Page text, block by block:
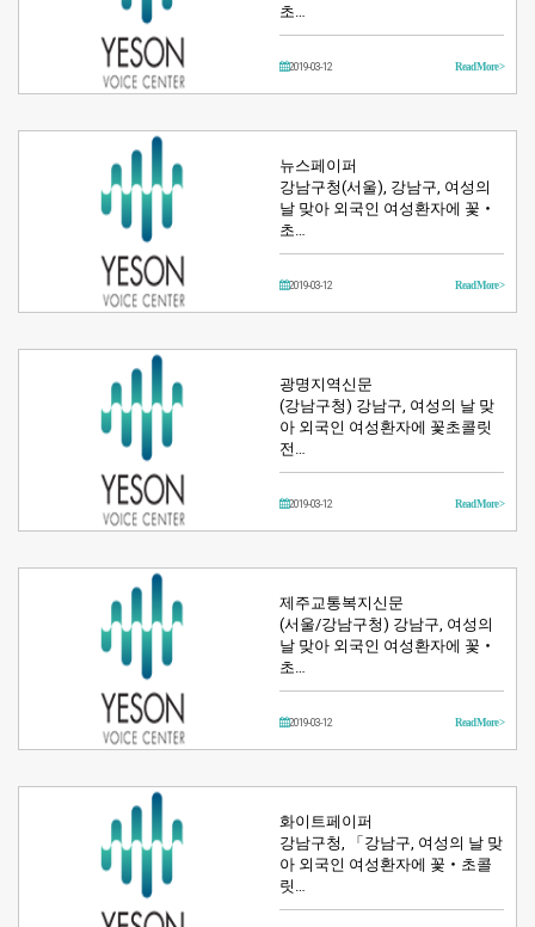
초…
2019-03-12 Read More >
뉴스페이퍼
강남구청(서울), 강남구, 여성의
날 맞아 외국인 여성환자에 꽃‧
초…
2019-03-12 Read More >
광명지역신문
(강남구청) 강남구, 여성의 날 맞
아 외국인 여성환자에 꽃초콜릿
전…
2019-03-12 Read More >
제주교통복지신문
(서울/강남구청) 강남구, 여성의
날 맞아 외국인 여성환자에 꽃‧
초…
2019-03-12 Read More >
화이트페이퍼
강남구청, 「강남구, 여성의 날 맞
아 외국인 여성환자에 꽃‧초콜
릿…